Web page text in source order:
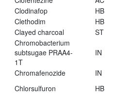
Clodinafop
HB
Clethodim
HB
Clayed charcoal
ST
Chromobacterium
subtsugae PRAA4-
1T
IN
Chromafenozide IN
Chlorsulfuron
HB